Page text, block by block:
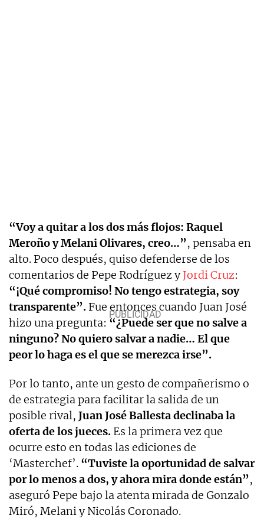
“Voy a quitar a los dos más flojos: Raquel
Meroño y Melani Olivares, creo…”, pensaba en
alto. Poco después, quiso defenderse de los
comentarios de Pepe Rodríguez yJordi Cruz:
“¡Qué compromiso! No tengo estrategia, soy
transparente”.Fue entonces cuando Juan José
hizo una pregunta: “¿Puede ser que no salve a
ninguno? No quiero salvar a nadie… El que
peor lo haga es el que se merezca irse”.
Por lo tanto, ante un gesto de compañerismo o
de estrategia para facilitar la salida de un
posible rival, Juan José Ballesta declinaba la
oferta de los jueces. Es la primera vez que
ocurre esto en todas las ediciones de
‘Masterchef’. “Tuviste la oportunidad de salvar
por lo menos a dos, y ahora mira donde están”,
aseguró Pepe bajo la atenta mirada de Gonzalo
Miró, Melani y Nicolás Coronado.